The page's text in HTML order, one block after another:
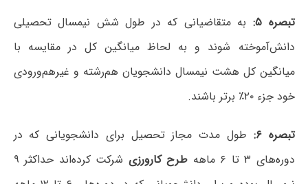
تبصره ۵:
به متقاضیانی که در طول شش نیمسال تحصیلی
دانش‌آموخته شوند و به لحاظ میانگین کل در مقایسه با
میانگین کل هشت نیمسال دانشجویان هم‌رشته و غیرهم‌ورودی
خود جزء ۲۰٪ برتر باشند.
تبصره ۶:
طول مدت مجاز تحصیل برای دانشجویانی که در
دوره‌های ۳ تا ۶ ماهه
طرح کارورزی
شرکت کرده‌اند حداکثر ۹